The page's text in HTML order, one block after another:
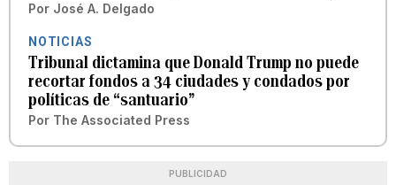
Por José A. Delgado
NOTICIAS
Tribunal dictamina que Donald Trump no puede
recortar fondos a 34 ciudades y condados por
políticas de “santuario”
Por The Associated Press
PUBLICIDAD